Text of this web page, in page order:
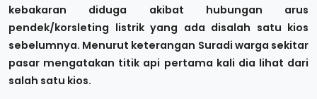
kebakaran diduga akibat hubungan arus
pendek/korsleting listrik yang ada disalah satu kios
sebelumnya. Menurut keterangan Suradi warga sekitar
pasar mengatakan titik api pertama kali dia lihat dari
salah satu kios.